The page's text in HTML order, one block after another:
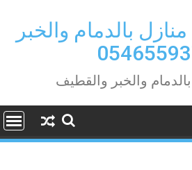
بالدمام والخبر
والخبر والقطيف